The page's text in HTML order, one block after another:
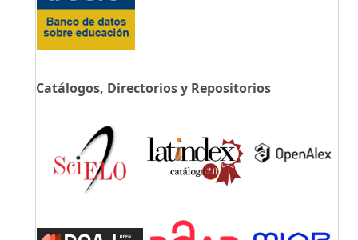
Catálogos, Directorios y Repositorios